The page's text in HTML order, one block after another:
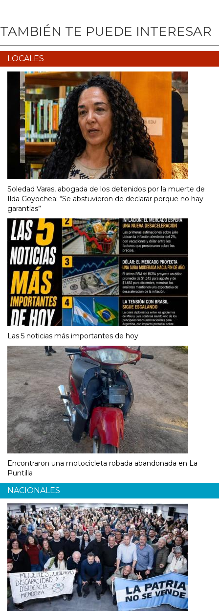
TAMBIÉN TE PUEDE INTERESAR
LOCALES
Soledad Varas, abogada de los detenidos por la muerte de
Ilda Goyochea: “Se abstuvieron de declarar porque no hay
garantías”
Las 5 noticias más importantes de hoy
Encontraron una motocicleta robada abandonada en La
Puntilla
NACIONALES